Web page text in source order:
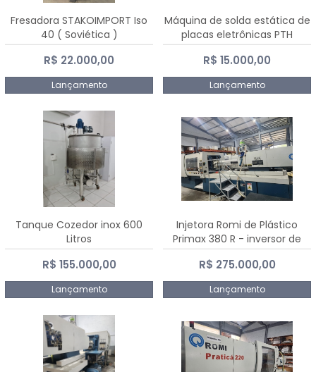
Fresadora STAKOIMPORT Iso
40 ( Soviética )
R$ 22.000,00
Lançamento
Máquina de solda estática de
placas eletrônicas PTH
DIALSAT
R$ 15.000,00
Lançamento
Tanque Cozedor inox 600
Litros
R$ 155.000,00
Lançamento
Injetora Romi de Plástico
Primax 380 R - inversor de
frequência NR 12 - 2008
R$ 275.000,00
Lançamento